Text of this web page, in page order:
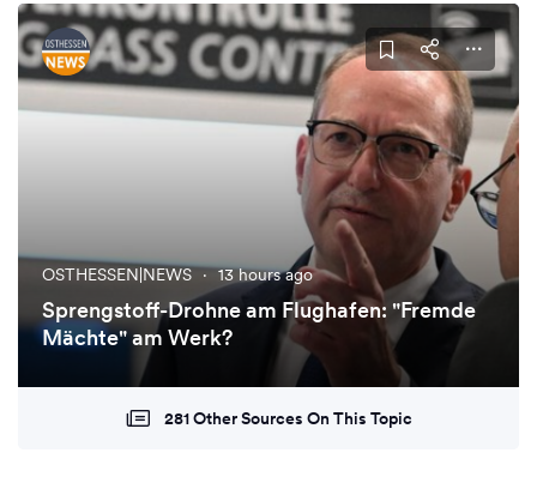
OSTHESSEN|NEWS · 13 hours ago
Sprengstoff-Drohne am Flughafen: "Fremde
Mächte" am Werk?
281 Other Sources On This Topic